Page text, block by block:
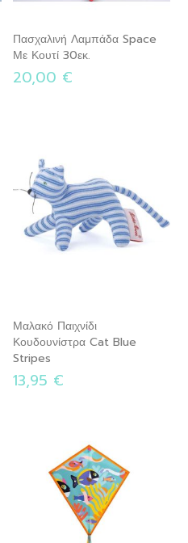
Πασχαλινή Λαμπάδα Space
Με Κουτί 30εκ.
20,00 €
Μαλακό Παιχνίδι
Κουδουνίστρα Cat Blue
Stripes
13,95 €